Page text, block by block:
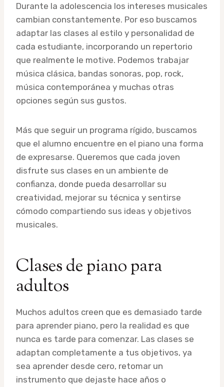
Durante la adolescencia los intereses musicales
cambian constantemente. Por eso buscamos
adaptar las clases al estilo y personalidad de
cada estudiante, incorporando un repertorio
que realmente le motive. Podemos trabajar
música clásica, bandas sonoras, pop, rock,
música contemporánea y muchas otras
opciones según sus gustos.
Más que seguir un programa rígido, buscamos
que el alumno encuentre en el piano una forma
de expresarse. Queremos que cada joven
disfrute sus clases en un ambiente de
confianza, donde pueda desarrollar su
creatividad, mejorar su técnica y sentirse
cómodo compartiendo sus ideas y objetivos
musicales.
Clases de piano para
adultos
Muchos adultos creen que es demasiado tarde
para aprender piano, pero la realidad es que
nunca es tarde para comenzar. Las clases se
adaptan completamente a tus objetivos, ya
sea aprender desde cero, retomar un
instrumento que dejaste hace años o